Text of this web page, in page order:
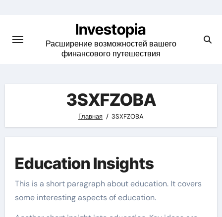
content
Investopia
Расширение возможностей вашего
финансового путешествия
3SXFZOBA
Главная 3SXFZOBA
Education Insights
This is a short paragraph about education. It covers
some interesting aspects of education.